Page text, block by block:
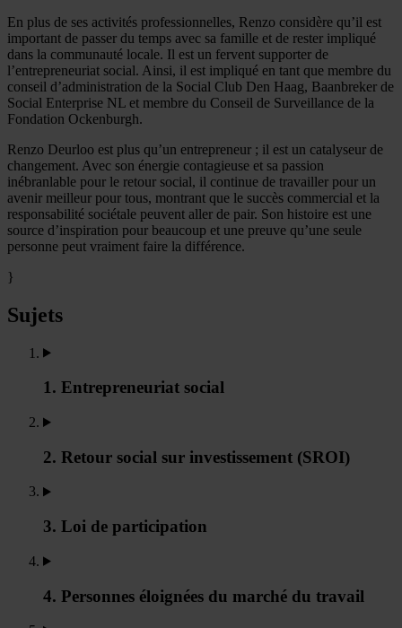
En plus de ses activités professionnelles, Renzo considère qu’il est
important de passer du temps avec sa famille et de rester impliqué
dans la communauté locale. Il est un fervent supporter de
l’entrepreneuriat social. Ainsi, il est impliqué en tant que membre du
conseil d’administration de la Social Club Den Haag, Baanbreker de
Social Enterprise NL et membre du Conseil de Surveillance de la
Fondation Ockenburgh.
Renzo Deurloo est plus qu’un entrepreneur ; il est un catalyseur de
changement. Avec son énergie contagieuse et sa passion
inébranlable pour le retour social, il continue de travailler pour un
avenir meilleur pour tous, montrant que le succès commercial et la
responsabilité sociétale peuvent aller de pair. Son histoire est une
source d’inspiration pour beaucoup et une preuve qu’une seule
personne peut vraiment faire la différence.
}
Sujets
1. Entrepreneuriat social
2. Retour social sur investissement (SROI)
3. Loi de participation
4. Personnes éloignées du marché du travail